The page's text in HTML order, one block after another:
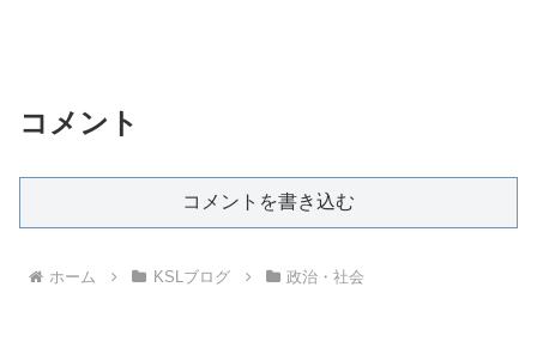
コメント
コメントを書き込む
ホーム KSLブログ 政治・社会